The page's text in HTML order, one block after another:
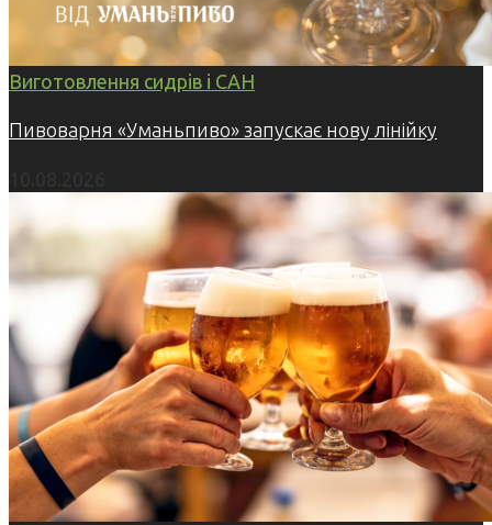
Виготовлення сидрів і САН
Пивоварня «Уманьпиво» запускає нову лінійку